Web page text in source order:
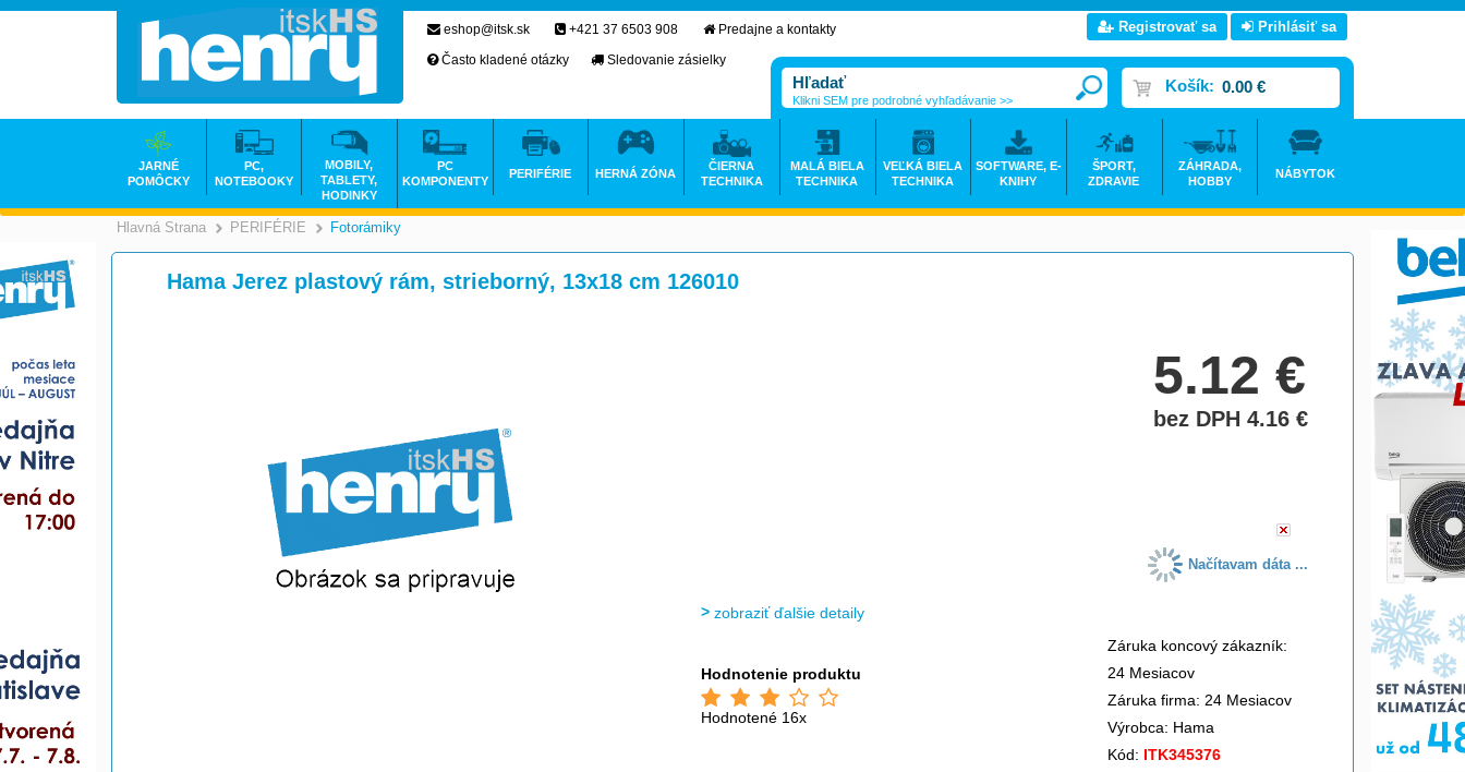
Hlavná Strana >
PERIFÉRIE >
Fotorámiky
Hama Jerez plastový rám, strieborný, 13x18 cm 126010
5.12€
bez DPH 4.16€
Načítavam dáta ...
zobraziť ďalšie detaily
Hodnotenie produktu
Hodnotené 16x
Záruka koncový zákazník:
24 Mesiacov
Záruka firma: 24 Mesiacov
Výrobca: Hama
Kód: ITK345376
eshop@itsk.sk +421 37 6503 908
Predajne a kontakty
Často kladené otázky
Sledovanie zásielky
Registrovať sa Prihlásiť sa
Košík: 0.00 €
Klikni SEM pre podrobné vyhľadávanie >>
JARNÉ
POMÔCKY
PC,
NOTEBOOKY
MOBILY,
TABLETY,
HODINKY
PC
KOMPONENTY
PERIFÉRIE HERNÁ ZÓNA
ČIERNA
TECHNIKA
MALÁ BIELA
TECHNIKA
VEĽKÁ BIELA
TECHNIKA
SOFTWARE, E-
KNIHY
ŠPORT,
ZDRAVIE
ZÁHRADA,
HOBBY
NÁBYTOK